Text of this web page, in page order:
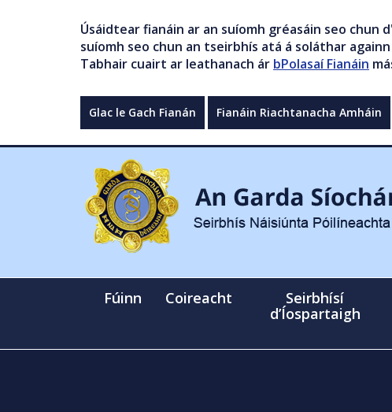
Úsáidtear fianáin ar an suíomh gréasáin seo chun
suíomh seo chun an tseirbhís atá á soláthar
Tabhair cuairt ar leathanach ár bPolasaí Fianáin
Glac le Gach Fianán Fianáin Riachtanacha Amháin
Fúinn Coireacht
Seirbhísí
d’Íospartaigh